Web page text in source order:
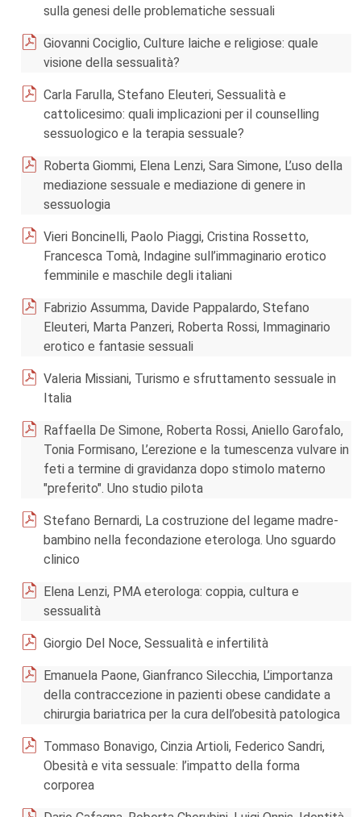
sulla genesi delle problematiche sessuali
Giovanni Cociglio, Culture laiche e religiose: quale
visione della sessualità?
Carla Farulla, Stefano Eleuteri, Sessualità e
cattolicesimo: quali implicazioni per il counselling
sessuologico e la terapia sessuale?
Roberta Giommi, Elena Lenzi, Sara Simone, L’uso della
mediazione sessuale e mediazione di genere in
sessuologia
Vieri Boncinelli, Paolo Piaggi, Cristina Rossetto,
Francesca Tomà, Indagine sull’immaginario erotico
femminile e maschile degli italiani
Fabrizio Assumma, Davide Pappalardo, Stefano
Eleuteri, Marta Panzeri, Roberta Rossi, Immaginario
erotico e fantasie sessuali
Valeria Missiani, Turismo e sfruttamento sessuale in
Italia
Raffaella De Simone, Roberta Rossi, Aniello Garofalo,
Tonia Formisano, L’erezione e la tumescenza vulvare in
feti a termine di gravidanza dopo stimolo materno
"preferito". Uno studio pilota
Stefano Bernardi, La costruzione del legame madre-
bambino nella fecondazione eterologa. Uno sguardo
clinico
Elena Lenzi, PMA eterologa: coppia, cultura e
sessualità
Giorgio Del Noce, Sessualità e infertilità
Emanuela Paone, Gianfranco Silecchia, L’importanza
della contraccezione in pazienti obese candidate a
chirurgia bariatrica per la cura dell’obesità patologica
Tommaso Bonavigo, Cinzia Artioli, Federico Sandri,
Obesità e vita sessuale: l’impatto della forma
corporea